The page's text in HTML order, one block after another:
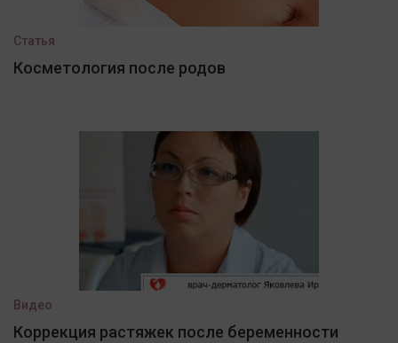
Статья
Косметология после родов
Видео
Коррекция растяжек после беременности